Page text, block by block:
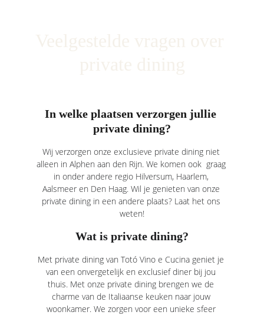
In welke plaatsen verzorgen jullie
private dining?
Wij verzorgen onze exclusieve private dining niet
alleen in Alphen aan den Rijn. We komen ook  graag
in onder andere regio Hilversum, Haarlem,
Aalsmeer en Den Haag. Wil je genieten van onze
private dining in een andere plaats? Laat het ons
weten!
Wat is private dining?
Met private dining van Totó Vino e Cucina geniet je
van een onvergetelijk en exclusief diner bij jou
thuis. Met onze private dining brengen we de
charme van de Italiaanse keuken naar jouw
woonkamer. We zorgen voor een unieke sfeer